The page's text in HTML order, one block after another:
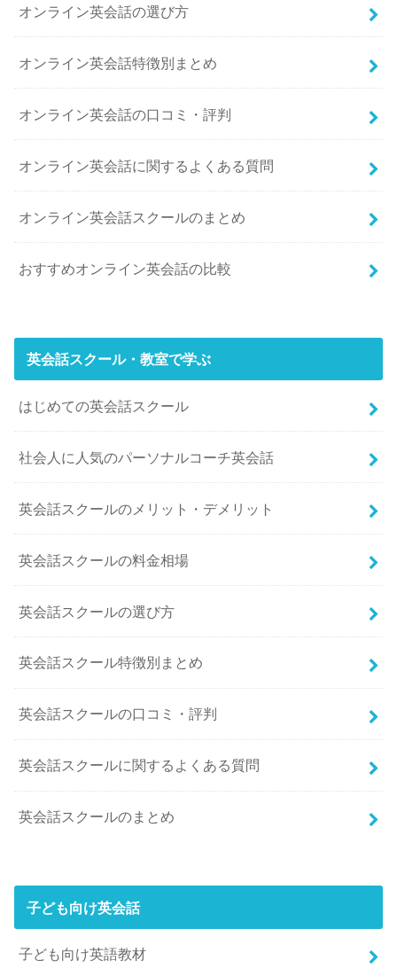
オンライン英会話の選び方
オンライン英会話特徴別まとめ
オンライン英会話の口コミ・評判
オンライン英会話に関するよくある質問
オンライン英会話スクールのまとめ
おすすめオンライン英会話の比較
英会話スクール・教室で学ぶ
はじめての英会話スクール
社会人に人気のパーソナルコーチ英会話
英会話スクールのメリット・デメリット
英会話スクールの料金相場
英会話スクールの選び方
英会話スクール特徴別まとめ
英会話スクールの口コミ・評判
英会話スクールに関するよくある質問
英会話スクールのまとめ
子ども向け英会話
子ども向け英語教材